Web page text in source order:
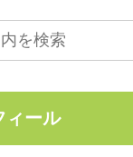
ィール